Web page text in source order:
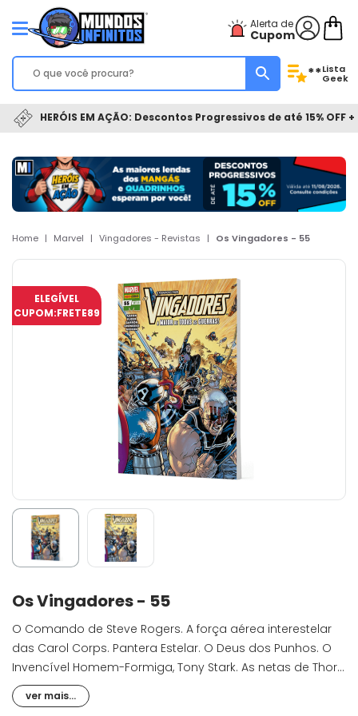
Alerta de
Cupom
**Lista
Geek
HERÓIS EM AÇÃO: Descontos Progressivos de até 15% OFF
Home | Marvel | Vingadores - Revistas | Os Vingadores - 55
ELEGÍVEL
CUPOM:FRETE89
Os Vingadores - 55
O Comando de Steve Rogers. A força aérea interestelar
das Carol Corps. Pantera Estelar. O Deus dos Punhos. O
Invencível Homem-Formiga, Tony Stark. As netas de Thor
e um Wolverine que nunca existiu. Juntos, eles são o
maior exército de Vingadores que já foi reunido. Mas
ver mais...